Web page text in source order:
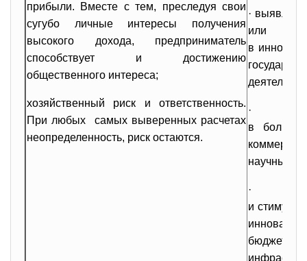
прибыли. Вместе с тем, преследуя свои
сугубо личные интересы получения
высокого дохода, предприниматель
способствует и достижению
общественного интереса;
хозяйственный риск и ответственность.
При любых самых выверенных расчетах
неопределенность, риск остаются.
·
или
в
·
в
научных
·
и
бюджета